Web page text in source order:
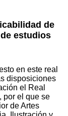
de
estudios
en este real
disposiciones
el Real
por el que se
de Artes